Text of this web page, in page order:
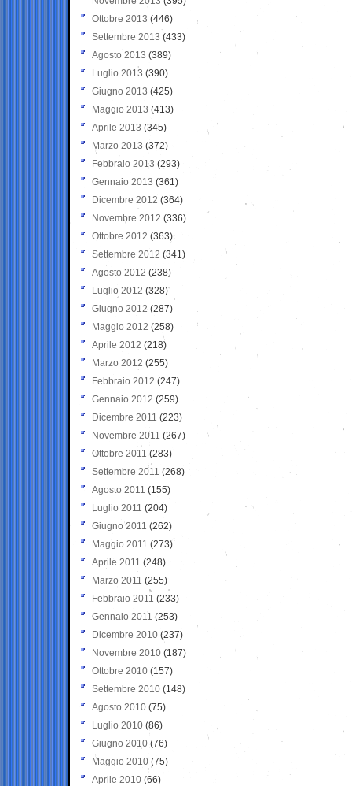
Ottobre 2013 (446)
Settembre 2013 (433)
Agosto 2013 (389)
Luglio 2013 (390)
Giugno 2013 (425)
Maggio 2013 (413)
Aprile 2013 (345)
Marzo 2013 (372)
Febbraio 2013 (293)
Gennaio 2013 (361)
Dicembre 2012 (364)
Novembre 2012 (336)
Ottobre 2012 (363)
Settembre 2012 (341)
Agosto 2012 (238)
Luglio 2012 (328)
Giugno 2012 (287)
Maggio 2012 (258)
Aprile 2012 (218)
Marzo 2012 (255)
Febbraio 2012 (247)
Gennaio 2012 (259)
Dicembre 2011 (223)
Novembre 2011 (267)
Ottobre 2011 (283)
Settembre 2011 (268)
Agosto 2011 (155)
Luglio 2011 (204)
Giugno 2011 (262)
Maggio 2011 (273)
Aprile 2011 (248)
Marzo 2011 (255)
Febbraio 2011 (233)
Gennaio 2011 (253)
Dicembre 2010 (237)
Novembre 2010 (187)
Ottobre 2010 (157)
Settembre 2010 (148)
Agosto 2010 (75)
Luglio 2010 (86)
Giugno 2010 (76)
Maggio 2010 (75)
Aprile 2010 (66)